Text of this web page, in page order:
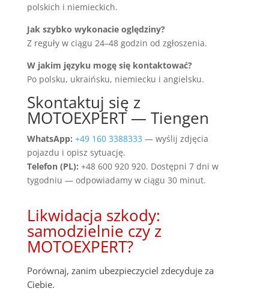
polskich i niemieckich.
Jak szybko wykonacie oględziny?
Z reguły w ciągu 24–48 godzin od zgłoszenia.
W jakim języku mogę się kontaktować?
Po polsku, ukraińsku, niemiecku i angielsku.
Skontaktuj się z
MOTOEXPERT — Tiengen
WhatsApp: +49 160 3388333 — wyślij zdjęcia
pojazdu i opisz sytuację.
Telefon (PL): +48 600 920 920. Dostępni 7 dni w
tygodniu — odpowiadamy w ciągu 30 minut.
Likwidacja szkody:
samodzielnie czy z
MOTOEXPERT?
Porównaj, zanim ubezpieczyciel zdecyduje za
Ciebie.